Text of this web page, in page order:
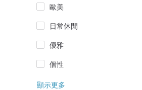
歐美
日常休閒
優雅
個性
顯示更多